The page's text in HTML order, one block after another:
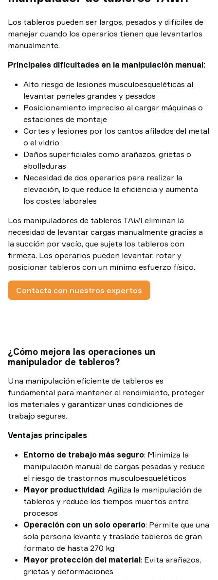
Los tableros pueden ser largos, pesados y difíciles de
manejar cuando los operarios tienen que levantarlos
manualmente.
Principales dificultades en la manipulación manual:
Alto riesgo de lesiones musculoesqueléticas al
levantar paneles grandes y pesados
Posicionamiento impreciso al cargar máquinas o
estaciones de montaje
Cortes y lesiones por los cantos afilados del metal
o el vidrio
Daños superficiales como arañazos, grietas o
abolladuras
Necesidad de dos operarios para realizar la
elevación, lo que reduce la eficiencia y aumenta
los costes laborales
Los manipuladores de tableros TAWI eliminan la
necesidad de levantar cargas manualmente gracias a
la succión por vacío, que sujeta los tableros con
firmeza. Los operarios pueden levantar, rotar y
posicionar tableros con un mínimo esfuerzo físico.
Contacta con nuestros expertos
¿Cómo mejora las operaciones un
manipulador de tableros?
Una manipulación eficiente de tableros es
fundamental para mantener el rendimiento, proteger
los materiales y garantizar unas condiciones de
trabajo seguras.
Ventajas principales
Entorno de trabajo más seguro: Minimiza la
manipulación manual de cargas pesadas y reduce
el riesgo de trastornos musculoesqueléticos
Mayor productividad: Agiliza la manipulación de
tableros y reduce los tiempos muertos entre
procesos
Operación con un solo operario: Permite que una
sola persona levante y traslade tableros de gran
formato de hasta 270 kg
Mayor protección del material: Evita arañazos,
grietas y deformaciones